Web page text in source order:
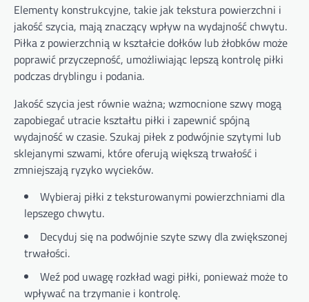
Elementy konstrukcyjne, takie jak tekstura powierzchni i
jakość szycia, mają znaczący wpływ na wydajność chwytu.
Piłka z powierzchnią w kształcie dołków lub żłobków może
poprawić przyczepność, umożliwiając lepszą kontrolę piłki
podczas dryblingu i podania.
Jakość szycia jest równie ważna; wzmocnione szwy mogą
zapobiegać utracie kształtu piłki i zapewnić spójną
wydajność w czasie. Szukaj piłek z podwójnie szytymi lub
sklejanymi szwami, które oferują większą trwałość i
zmniejszają ryzyko wycieków.
Wybieraj piłki z teksturowanymi powierzchniami dla
lepszego chwytu.
Decyduj się na podwójnie szyte szwy dla zwiększonej
trwałości.
Weź pod uwagę rozkład wagi piłki, ponieważ może to
wpływać na trzymanie i kontrolę.